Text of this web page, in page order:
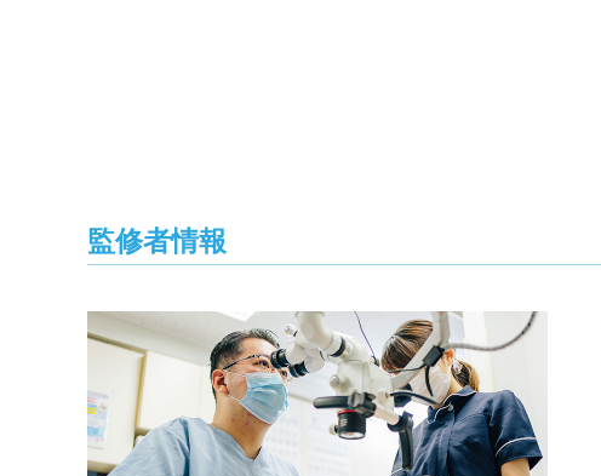
監修者情報